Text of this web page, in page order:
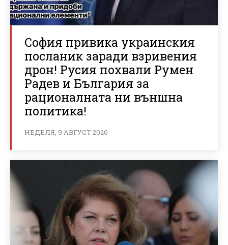
София привика украинския
посланик заради взривения
дрон! Русия похвали Румен
Радев и България за
рационалната ни външна
политика!
НЕДЕЛЯ, 9 АВГУСТ 2026